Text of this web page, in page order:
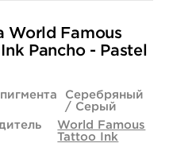
1 400 руб.
World Famous
Pancho - Pastel
Серебряный
/ Серый
World Famous
Tattoo Ink